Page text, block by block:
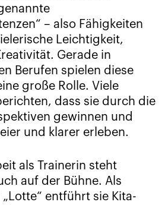
– also Fähigkeiten
Leichtigkeit,
Gerade in
Berufen spielen diese
große Rolle. Viele
dass sie durch die
gewinnen und
und klarer erleben.
als Trainerin steht
auf der Bühne. Als
entführt sie Kita-